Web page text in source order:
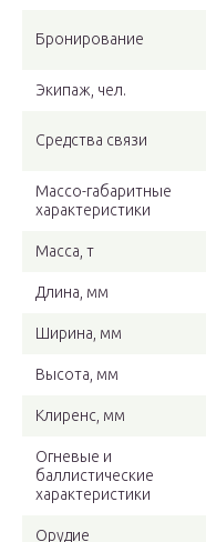
Бронирование
Экипаж, чел.
Средства связи
Массо-габаритные
характеристики
Масса, т
Длина, мм
Ширина, мм
Высота, мм
Клиренс, мм
Огневые и
баллистические
характеристики
Орудие